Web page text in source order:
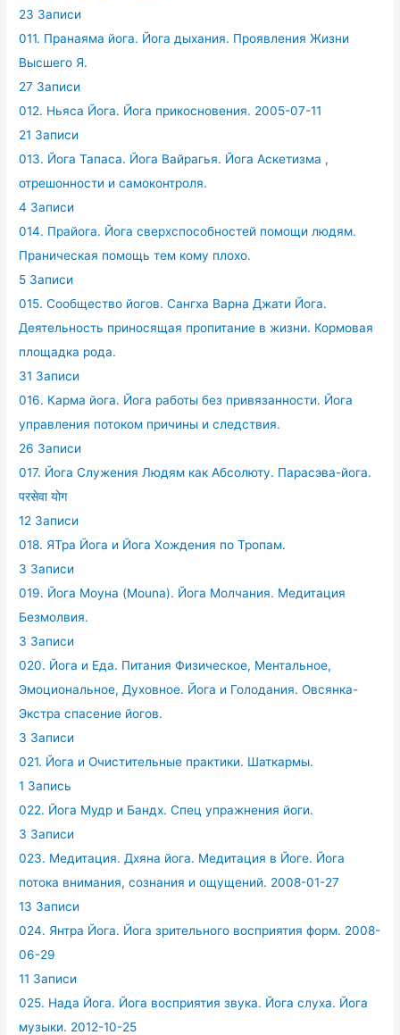
23 Записи
011. Пранаяма йога. Йога дыхания. Проявления Жизни
Высшего Я.
27 Записи
012. Ньяса Йога. Йога прикосновения. 2005-07-11
21 Записи
013. Йога Тапаса. Йога Вайрагья. Йога Аскетизма ,
отрешонности и самоконтроля.
4 Записи
014. Прайога. Йога сверхспособностей помощи людям.
Праническая помощь тем кому плохо.
5 Записи
015. Сообщество йогов. Сангха Варна Джати Йога.
Деятельность приносящая пропитание в жизни. Кормовая
площадка рода.
31 Записи
016. Карма йога. Йога работы без привязанности. Йога
управления потоком причины и следствия.
26 Записи
017. Йога Служения Людям как Абсолюту. Парасэва-йога.
परसेवा योग
12 Записи
018. ЯТра Йога и Йога Хождения по Тропам.
3 Записи
019. Йога Моуна (Mouna). Йога Молчания. Медитация
Безмолвия.
3 Записи
020. Йога и Еда. Питания Физическое, Ментальное,
Эмоциональное, Духовное. Йога и Голодания. Овсянка-
Экстра спасение йогов.
3 Записи
021. Йога и Очистительные практики. Шаткармы.
1 Запись
022. Йога Мудр и Бандх. Спец упражнения йоги.
3 Записи
023. Медитация. Дхяна йога. Медитация в Йоге. Йога
потока внимания, сознания и ощущений. 2008-01-27
13 Записи
024. Янтра Йога. Йога зрительного восприятия форм. 2008-
06-29
11 Записи
025. Нада Йога. Йога восприятия звука. Йога слуха. Йога
музыки. 2012-10-25